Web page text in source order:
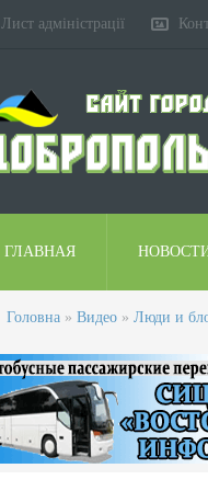
Лист адміністрації
ГЛАВНАЯ
Головна » Видео » Люди и